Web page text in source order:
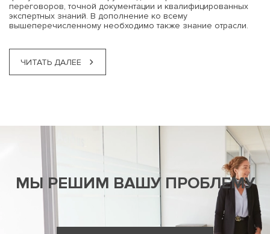
переговоров, точной документации и квалифицированных
экспертных знаний. В дополнение ко всему
вышеперечисленному необходимо также знание отрасли.
ЧИТАТЬ ДАЛЕЕ
МЫ РЕШИМ ВАШУ ПРОБЛЕМУ